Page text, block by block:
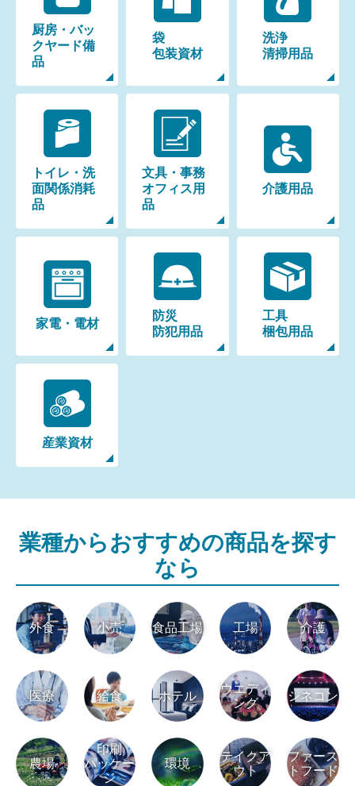
厨房・バッ
クヤード備
品
袋
包装資材
洗浄
清掃用品
トイレ・洗
面関係消耗
品
文具・事務
オフィス用
品
介護用品
家電・電材
防災
防犯用品
工具
梱包用品
産業資材
業種からおすすめの商品を探す
なら
外食 小売 食品工場 工場 介護
医療 給食 ホテル
ウエディ
ング
シネコン
農場
印刷
パッケー
ジ
環境
テイクア
ウト
ファース
トフード